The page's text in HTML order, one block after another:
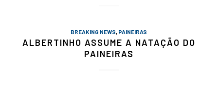
BREAKING NEWS, PAINEIRAS
ALBERTINHO ASSUME A NATAÇÃO DO
PAINEIRAS